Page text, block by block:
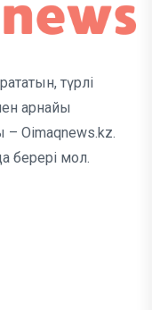
түрлі
арнайы
Oimaqnews.kz.
берері мол.